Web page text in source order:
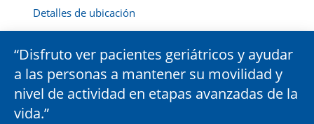
Detalles de ubicación
Disfruto ver pacientes geriátricos y ayudar
a las personas a mantener su movilidad y
nivel de actividad en etapas avanzadas de la
vida.